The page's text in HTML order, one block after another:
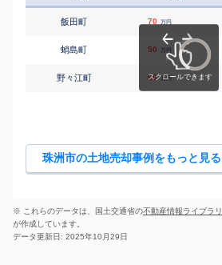
飯田町 70 万円
蛸島町 50 万円
野々江町 60 万円
珠洲市の土地売却事例をもっと見る
※ これらのデータは、国土交通省の不動産情報ライブラリ
が作成しています。
データ更新日: 2025年10月29日